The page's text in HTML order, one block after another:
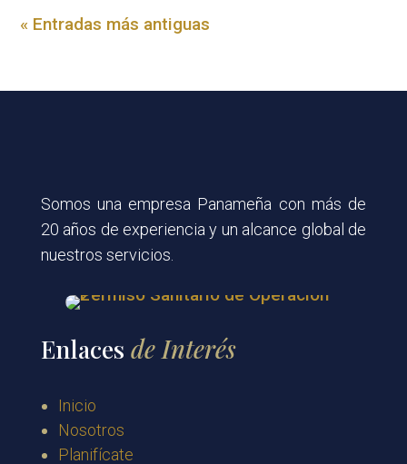
« Entradas más antiguas
Somos una empresa Panameña con más de
20 años de experiencia y un alcance global de
nuestros servicios.
Enlaces de Interés
Inicio
Nosotros
Planifícate